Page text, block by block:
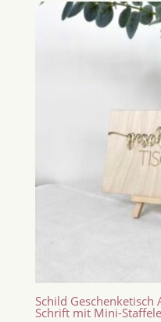
Schild
Schrift mit Mini-